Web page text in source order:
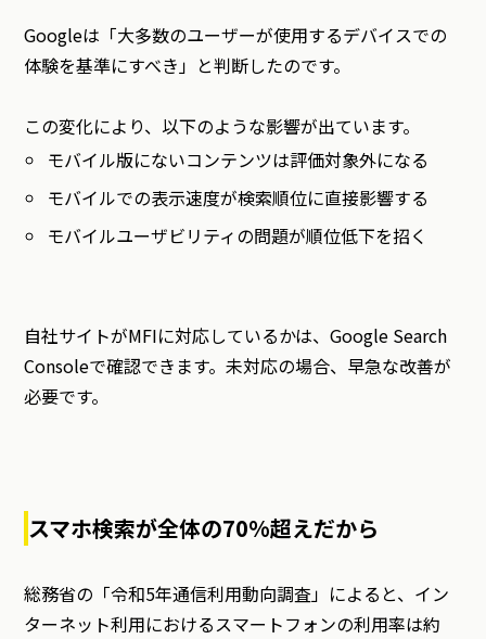
Googleは「大多数のユーザーが使用するデバイスでの
体験を基準にすべき」と判断したのです。
この変化により、以下のような影響が出ています。
モバイル版にないコンテンツは評価対象外になる
モバイルでの表示速度が検索順位に直接影響する
モバイルユーザビリティの問題が順位低下を招く
自社サイトがMFIに対応しているかは、Google Search
Consoleで確認できます。未対応の場合、早急な改善が
必要です。
スマホ検索が全体の70%超えだから
総務省の「令和5年通信利用動向調査」によると、イン
ターネット利用におけるスマートフォンの利用率は約